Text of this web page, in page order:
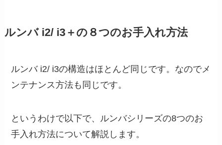
ルンバ i2/ i3＋の８つのお手入れ方法
ルンバ i2/ i3の構造はほとんど同じです。なのでメ
ンテナンス方法も同じです。
というわけで以下で、ルンバシリーズの8つのお
手入れ方法について解説します。